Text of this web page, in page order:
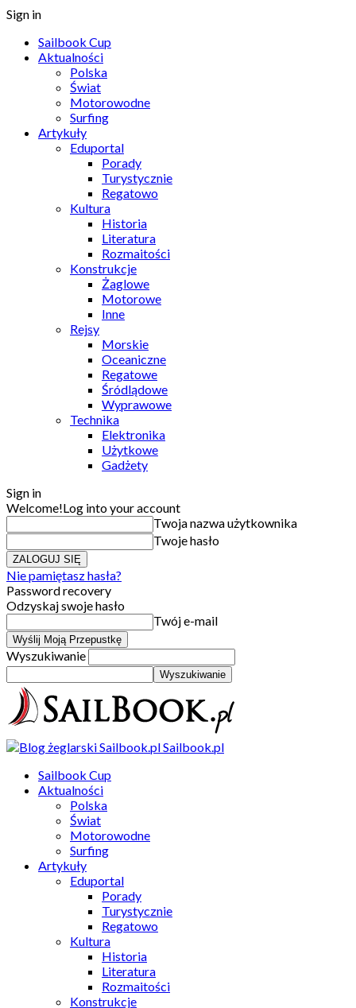
Sign in
Sailbook Cup
Aktualności
Polska
Świat
Motorowodne
Surfing
Artykuły
Eduportal
Porady
Turystycznie
Regatowo
Kultura
Historia
Literatura
Rozmaitości
Konstrukcje
Żaglowe
Motorowe
Inne
Rejsy
Morskie
Oceaniczne
Regatowe
Śródlądowe
Wyprawowe
Technika
Elektronika
Użytkowe
Gadżety
Sign in
Welcome!Log into your account
Twoja nazwa użytkownika
Twoje hasło
Nie pamiętasz hasła?
Password recovery
Odzyskaj swoje hasło
Twój e-mail
Wyszukiwanie
Sailbook.pl
Sailbook Cup
Aktualności
Polska
Świat
Motorowodne
Surfing
Artykuły
Eduportal
Porady
Turystycznie
Regatowo
Kultura
Historia
Literatura
Rozmaitości
Konstrukcje